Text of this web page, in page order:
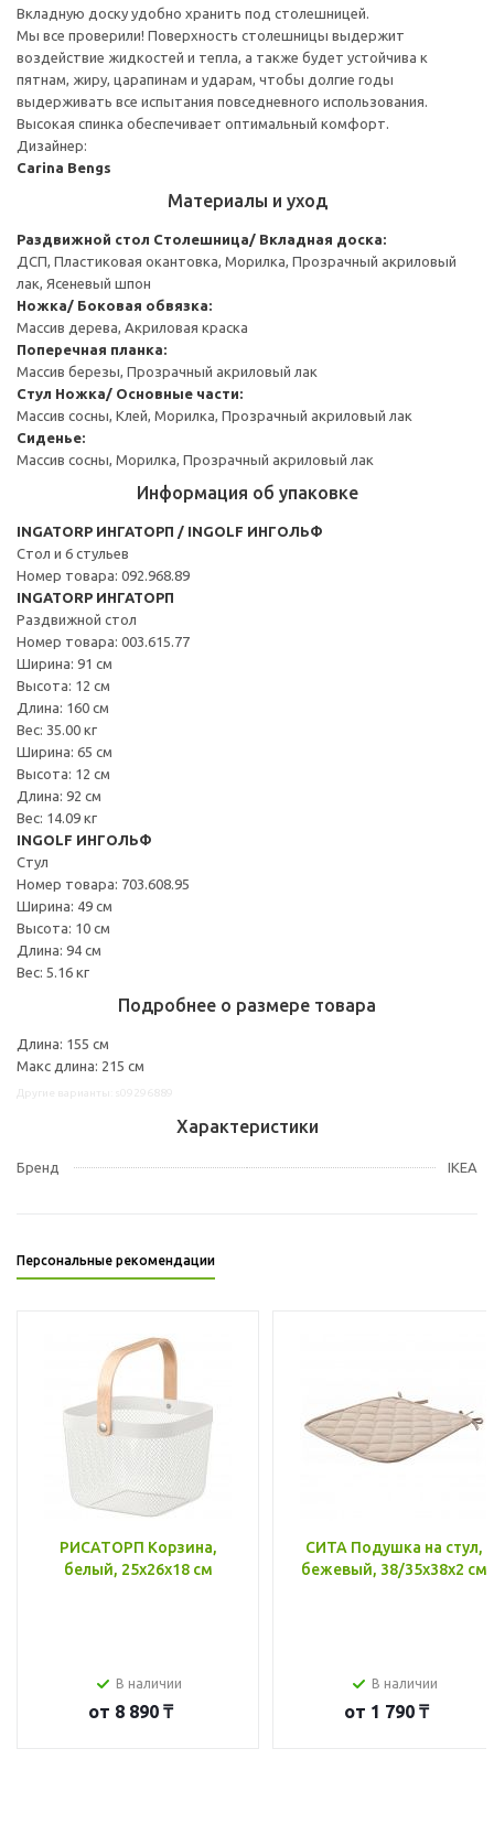
Вкладную доску удобно хранить под столешницей.
Мы все проверили! Поверхность столешницы выдержит
воздействие жидкостей и тепла, а также будет устойчива к
пятнам, жиру, царапинам и ударам, чтобы долгие годы
выдерживать все испытания повседневного использования.
Высокая спинка обеспечивает оптимальный комфорт.
Дизайнер:
Carina Bengs
Материалы и уход
Раздвижной стол Столешница/ Вкладная доска:
ДСП, Пластиковая окантовка, Морилка, Прозрачный акриловый
лак, Ясеневый шпон
Ножка/ Боковая обвязка:
Массив дерева, Акриловая краска
Поперечная планка:
Массив березы, Прозрачный акриловый лак
Стул Ножка/ Основные части:
Массив сосны, Клей, Морилка, Прозрачный акриловый лак
Сиденье:
Массив сосны, Морилка, Прозрачный акриловый лак
Информация об упаковке
INGATORP ИНГАТОРП / INGOLF ИНГОЛЬФ
Стол и 6 стульев
Номер товара: 092.968.89
INGATORP ИНГАТОРП
Раздвижной стол
Номер товара: 003.615.77
Ширина: 91 см
Высота: 12 см
Длина: 160 см
Вес: 35.00 кг
Ширина: 65 см
Высота: 12 см
Длина: 92 см
Вес: 14.09 кг
INGOLF ИНГОЛЬФ
Стул
Номер товара: 703.608.95
Ширина: 49 см
Высота: 10 см
Длина: 94 см
Вес: 5.16 кг
Подробнее о размере товара
Длина: 155 см
Макс длина: 215 см
Характеристики
Бренд IKEA
Персональные рекомендации
РИСАТОРП Корзина,
белый, 25x26x18 см
В наличии
от 8 890 ₸
СИТА Подушка на стул,
бежевый, 38/35x38x2 см
В наличии
от 1 790 ₸